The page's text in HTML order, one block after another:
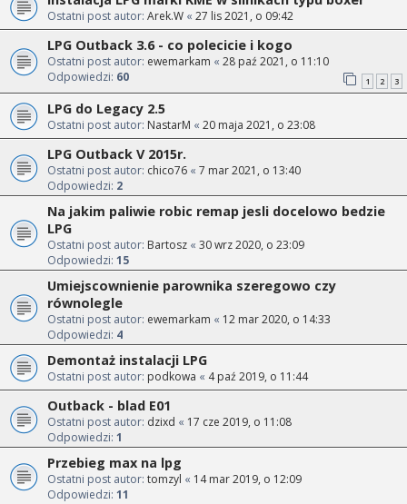
Ostatni post autor: Arek.W « 27 lis 2021, o 09:42
LPG Outback 3.6 - co polecicie i kogo
Ostatni post autor: ewemarkam « 28 paź 2021, o 11:10
Odpowiedzi: 60 1 2 3
LPG do Legacy 2.5
Ostatni post autor: NastarM « 20 maja 2021, o 23:08
LPG Outback V 2015r.
Ostatni post autor: chico76 « 7 mar 2021, o 13:40
Odpowiedzi: 2
Na jakim paliwie robic remap jesli docelowo bedzie
LPG
Ostatni post autor: Bartosz « 30 wrz 2020, o 23:09
Odpowiedzi: 15
Umiejscownienie parownika szeregowo czy
równolegle
Ostatni post autor: ewemarkam « 12 mar 2020, o 14:33
Odpowiedzi: 4
Demontaż instalacji LPG
Ostatni post autor: podkowa « 4 paź 2019, o 11:44
Outback - blad E01
Ostatni post autor: dzixd « 17 cze 2019, o 11:08
Odpowiedzi: 1
Przebieg max na lpg
Ostatni post autor: tomzyl « 14 mar 2019, o 12:09
Odpowiedzi: 11